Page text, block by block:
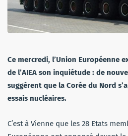
Ce mercredi, l’Union Européenne
de l’AIEA son inquiétude : de
suggèrent que la Corée du Nord
essais nucléaires.
C’est à Vienne que les 28 Etats